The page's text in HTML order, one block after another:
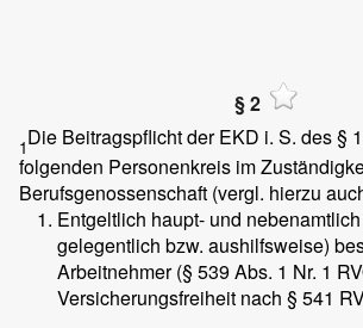
§ 2
1Die Beitragspflicht der EKD i. S. des §
folgenden Personenkreis im
Berufsgenossenschaft (vergl. hierzu
Entgeltlich haupt- und
gelegentlich bzw. aushilfsweise)
Arbeitnehmer (§ 539 Abs. 1 Nr. 1
Versicherungsfreiheit nach § 541